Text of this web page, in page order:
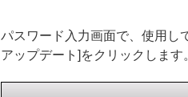
パスワード入力画面で、使用し
アップデート]をクリックします